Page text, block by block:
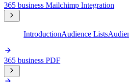
365 business Mailchimp Integration
IntroductionAudience Lists
365 business PDF